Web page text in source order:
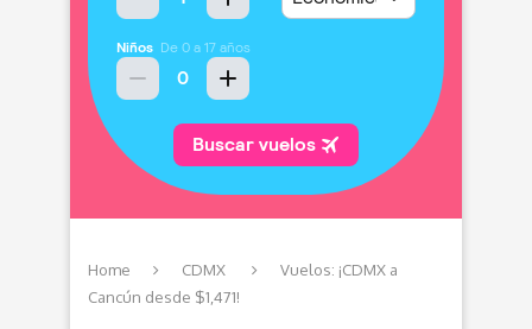
Home CDMX
Vuelos: ¡CDMX a
Cancún desde $1,471!